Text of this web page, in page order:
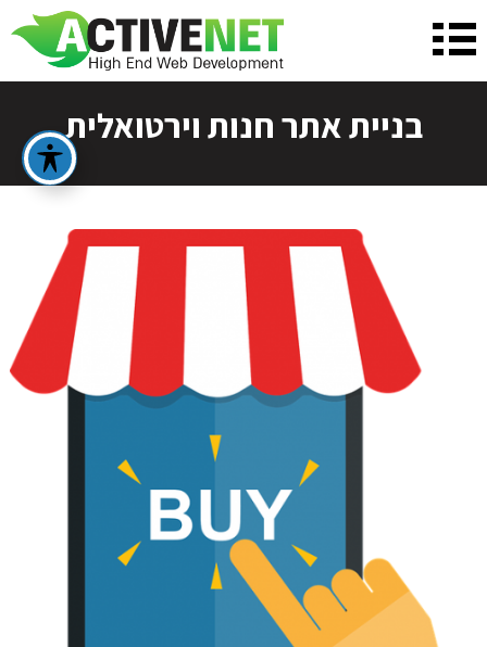
בניית אתר חנות וירטואלית
על מנת שנכין את ההצעה המתאימה ביותר
לפני שאנחנו יוצרים איתך קשר טלפוני בנוגע לבניית
האתר הבא שלך, נשמח לקבל ממך כמה פרטים נוספים
שיעזרו לנו להבין את הצרכים שלך!